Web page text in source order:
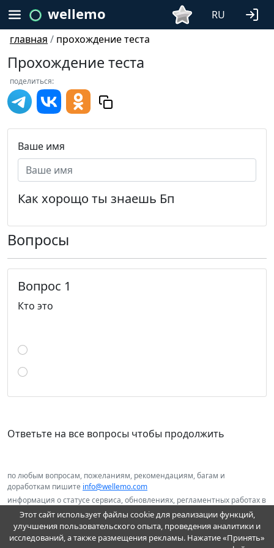
wellemo
RU
главная / прохождение теста
Прохождение теста
поделиться:
Ваше имя
Как хорощо ты знаешь Бп
Вопросы
Вопрос 1
Кто это
Ответьте на все вопросы чтобы продолжить
по любым вопросам, пожеланиям, рекомендациям, багам и
доработкам пишите info@wellemo.com
информация о статусе сервиса, обновлениях, регламентных работах в
нашем telegram канале@wellemo
Этот сайт использует файлы cookie для реализации функций,
улучшения пользовательского опыта, проведения аналитики и
исследований, а также размещения рекламы. Нажатие «Принять»